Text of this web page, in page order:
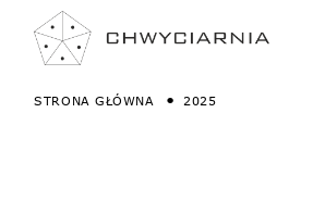
STRONA GŁÓWNA 2025